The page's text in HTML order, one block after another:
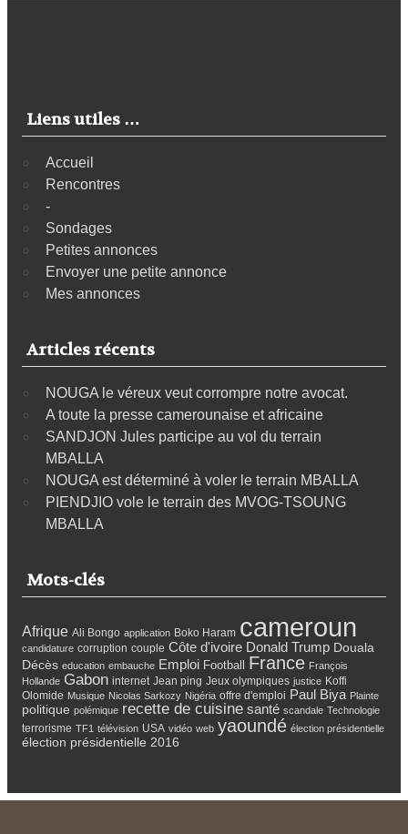
Liens utiles …
Accueil
Rencontres
-
Sondages
Petites annonces
Envoyer une petite annonce
Mes annonces
Articles récents
NOUGA le véreux veut corrompre notre avocat.
A toute la presse camerounaise et africaine
SANDJON Jules participe au vol du terrain
MBALLA
NOUGA est déterminé à voler le terrain MBALLA
PIENDJIO vole le terrain des MVOG-TSOUNG
MBALLA
Mots-clés
Afrique Ali Bongo application Boko Haram cameroun
candidature corruption couple Côte d'ivoire Donald Trump Douala
Décès education embauche Emploi Football France François
Hollande Gabon internet Jean ping Jeux olympiques justice Koffi
Olomide Musique Nicolas Sarkozy Nigéria offre d'emploi Paul Biya Plainte
politique polémique recette de cuisine santé scandale Technologie
terrorisme TF1 télévision USA vidéo web yaoundé élection présidentielle
élection présidentielle 2016